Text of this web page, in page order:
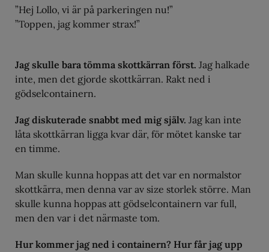
”Hej Lollo, vi är på parkeringen nu!”
”Toppen, jag kommer strax!”
Jag skulle bara tömma skottkärran först. Jag halkade
inte, men det gjorde skottkärran. Rakt ned i
gödselcontainern.
Jag diskuterade snabbt med mig själv. Jag kan inte
låta skottkärran ligga kvar där, för mötet kanske tar
en timme.
Man skulle kunna hoppas att det var en normalstor
skottkärra, men denna var av size storlek större. Man
skulle kunna hoppas att gödselcontainern var full,
men den var i det närmaste tom.
Hur kommer jag ned i containern? Hur får jag upp